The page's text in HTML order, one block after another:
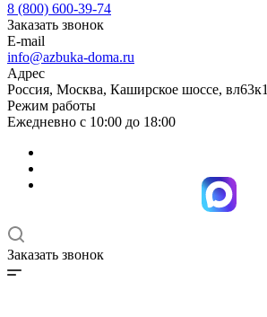
8 (800) 600-39-74
Заказать звонок
E-mail
info@azbuka-doma.ru
Адрес
Россия, Москва, Каширское шоссе, вл63к1
Режим работы
Ежедневно с 10:00 до 18:00
Заказать звонок